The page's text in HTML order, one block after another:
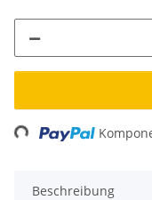
Beschreibung